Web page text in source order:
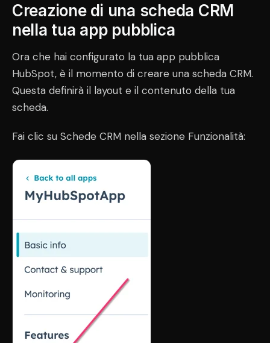
Creazione di una scheda CRM
nella tua app pubblica
Ora che hai configurato la tua app pubblica
HubSpot, è il momento di creare una scheda CRM.
Questa definirà il layout e il contenuto della tua
scheda.
Fai clic su Schede CRM nella sezione Funzionalità: